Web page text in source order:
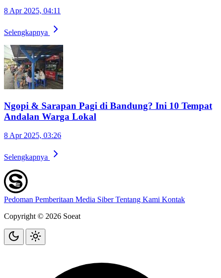
8 Apr 2025, 04:11
Selengkapnya
Ngopi & Sarapan Pagi di Bandung? Ini 10 Tempat
Andalan Warga Lokal
8 Apr 2025, 03:26
Selengkapnya
Pedoman Pemberitaan Media SiberTentang Kami Kontak
Copyright © 2026 Soeat